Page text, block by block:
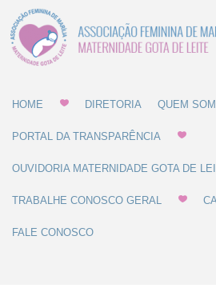
HOME DIRETORIA QUEM
PORTAL DA TRANSPARÊNCIA
OUVIDORIA MATERNIDADE GOTA DE
TRABALHE CONOSCO GERAL
FALE CONOSCO